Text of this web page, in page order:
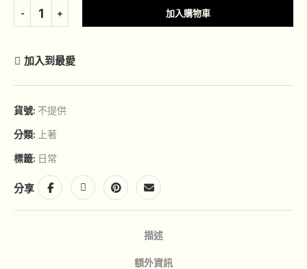
加入購物車
加入到最愛
貨號: 不提供
分類: 上著
標籤: 日常
分享
描述
額外資訊